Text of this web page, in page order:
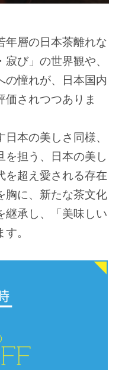
年層の日本茶離れな
び」の世界観や、
の憧れが、日本国内
されつつありま
本の美しさ同様、
担う、日本の美し
を超え愛される存在
胸に、新たな茶文化
継承し、「美味しい
。